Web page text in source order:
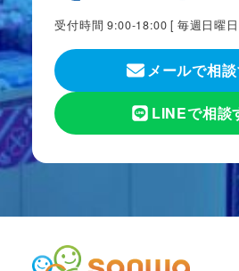
受付時間 9:00-18:00 [ 毎週日曜
メールで相
LINEで相談